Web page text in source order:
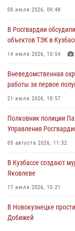
Росгвардейцы
04 августа 2026, 08:42
Росгвардейцы
04 августа 2026, 07:41
Кемеровские
04 августа 2026, 06:32
08 июля 2026, 09:48
В Росгвардии
объектов ТЭК в
14 июля 2026, 10:54
Вневедомственная
работы за первое
21 июля 2026, 10:57
Полковник полиции
Управления
03 августа 2026, 11:32
В Кузбассе создают
Яковлеве
17 июля 2026, 10:21
В Новокузнецке
Добижей